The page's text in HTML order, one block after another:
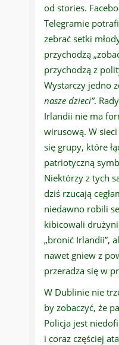
od stories.
Telegramie
zebrać setki
przychodzą
przychodzą z
Wystarczy jedno
nasze dzieci”.
Irlandii nie ma
wirusową. W
się grupy, które
patriotyczną
Niektórzy z tych
dziś rzucają
niedawno robili
kibicowali
„bronić Irlandii”,
nawet gniew z
przeradza się w
W Dublinie nie
by zobaczyć, że
Policja jest
i coraz częściej